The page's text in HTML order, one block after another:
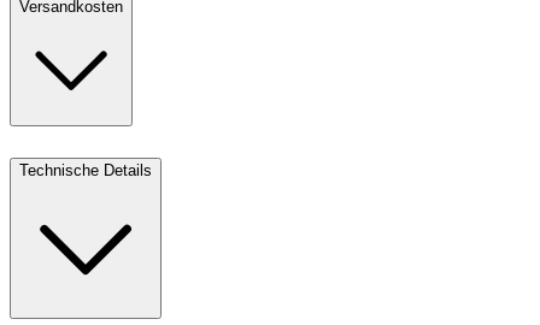
Versandkosten
Technische Details